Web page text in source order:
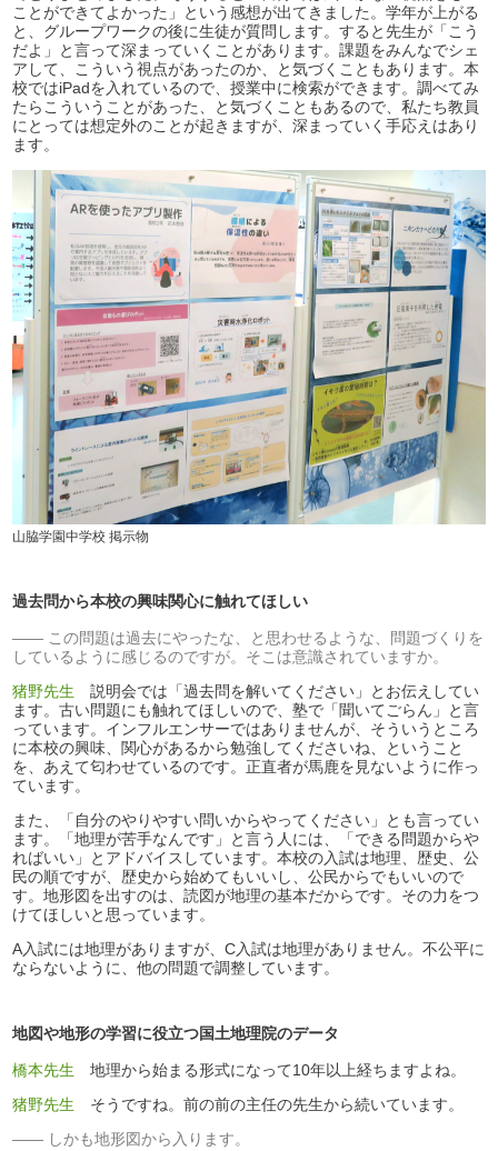
ことができてよかった」という感想が出てきました。学年が上がる
と、グループワークの後に生徒が質問します。すると先生が「こう
だよ」と言って深まっていくことがあります。課題をみんなでシェ
アして、こういう視点があったのか、と気づくこともあります。本
校ではiPadを入れているので、授業中に検索ができます。調べてみ
たらこういうことがあった、と気づくこともあるので、私たち教員
にとっては想定外のことが起きますが、深まっていく手応えはあり
ます。
山脇学園中学校 掲示物
過去問から本校の興味関心に触れてほしい
この問題は過去にやったな、と思わせるような、問題づくりを
しているように感じるのですが。そこは意識されていますか。
猪野先生 説明会では「過去問を解いてください」とお伝えしてい
ます。古い問題にも触れてほしいので、塾で「聞いてごらん」と言
っています。インフルエンサーではありませんが、そういうところ
に本校の興味、関心があるから勉強してくださいね、ということ
を、あえて匂わせているのです。正直者が馬鹿を見ないように作っ
ています。
また、「自分のやりやすい問いからやってください」とも言ってい
ます。「地理が苦手なんです」と言う人には、「できる問題からや
ればいい」とアドバイスしています。本校の入試は地理、歴史、公
民の順ですが、歴史から始めてもいいし、公民からでもいいので
す。地形図を出すのは、読図が地理の基本だからです。その力をつ
けてほしいと思っています。
A入試には地理がありますが、C入試は地理がありません。不公平に
ならないように、他の問題で調整しています。
地図や地形の学習に役立つ国土地理院のデータ
橋本先生 地理から始まる形式になって10年以上経ちますよね。
猪野先生 そうですね。前の前の主任の先生から続いています。
しかも地形図から入ります。